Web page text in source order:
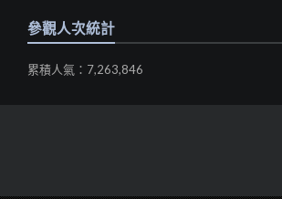
參觀人次統計
累積人氣：7,263,846